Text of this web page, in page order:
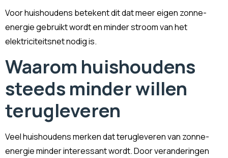
Voor huishoudens betekent dit dat meer eigen zonne-
energie gebruikt wordt en minder stroom van het
elektriciteitsnet nodig is.
Waarom huishoudens
steeds minder willen
terugleveren
Veel huishoudens merken dat terugleveren van zonne-
energie minder interessant wordt. Door veranderingen